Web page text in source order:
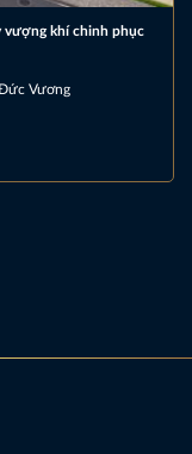
vượng khí chinh phục
Vương